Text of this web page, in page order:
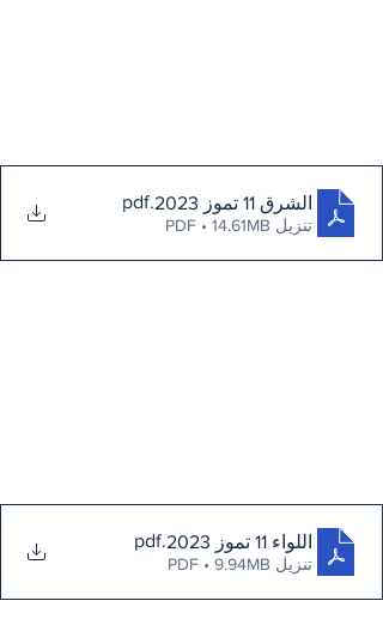
الشرق 11 تموز 2023 .pdf
تنزيل PDF • 14.61MB
اللواء 11 تموز 2023 .pdf
تنزيل PDF • 9.94MB